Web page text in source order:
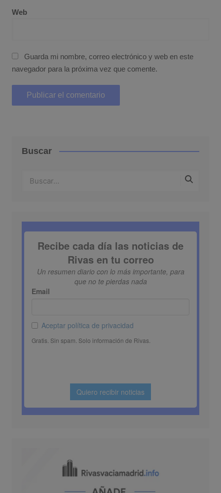
Web
Guarda mi nombre, correo electrónico y web en este
navegador para la próxima vez que comente.
Buscar